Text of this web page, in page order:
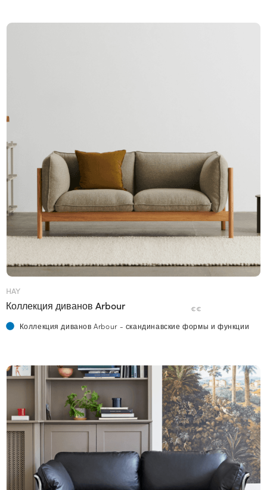
HAY
Коллекция диванов Arbour €€
Коллекция диванов Arbour - скандинавские формы и функции